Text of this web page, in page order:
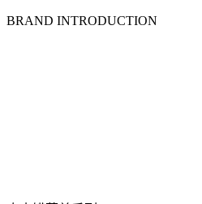
BRAND INTRODUCTION